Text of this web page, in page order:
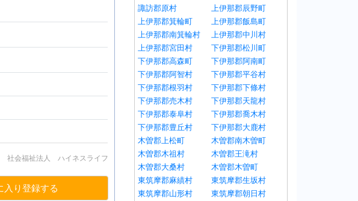
社会福祉法人 ハイネスライフ
入り登録する
諏訪郡原村
上伊那郡辰野町
上伊那郡箕輪町
上伊那郡飯島町
上伊那郡南箕輪村
上伊那郡中川村
上伊那郡宮田村
下伊那郡松川町
下伊那郡高森町
下伊那郡阿南町
下伊那郡阿智村
下伊那郡平谷村
下伊那郡根羽村
下伊那郡下條村
下伊那郡売木村
下伊那郡天龍村
下伊那郡泰阜村
下伊那郡喬木村
下伊那郡豊丘村
下伊那郡大鹿村
木曽郡上松町
木曽郡南木曽町
木曽郡木祖村
木曽郡王滝村
木曽郡大桑村
木曽郡木曽町
東筑摩郡麻績村
東筑摩郡生坂村
東筑摩郡山形村
東筑摩郡朝日村